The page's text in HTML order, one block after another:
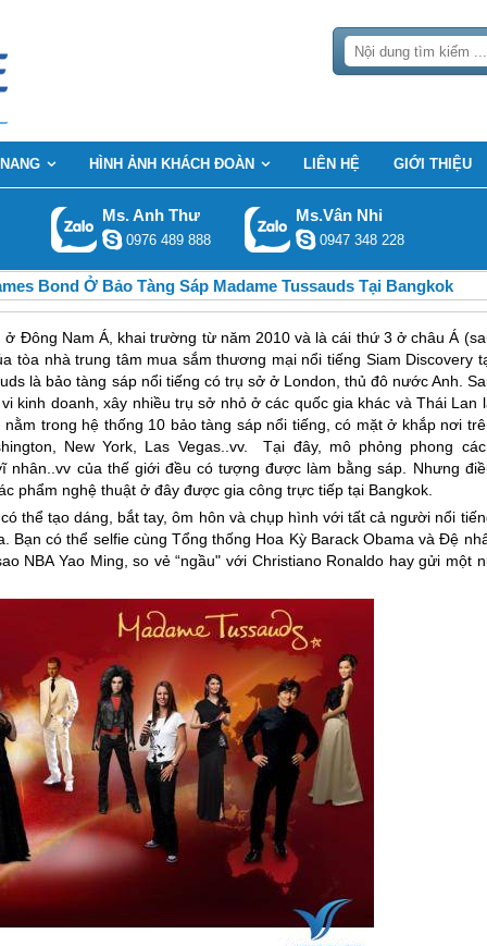
HÌNH ẢNH KHÁCH ĐOÀN LIÊN HỆ GIỚI THIỆU
Ms. Anh Thư
0976 489 888
Ms.Vân Nhi
0947 348 228
Bond Ở Bảo Tàng Sáp Madame Tussauds Tại Bangkok
Đông Nam Á, khai trường từ năm 2010 và là cái thứ 3 ở châu Á
tòa nhà trung tâm mua sắm thương mại nổi tiếng Siam Discovery
là bảo tàng sáp nổi tiếng có trụ sở ở London, thủ đô nước Anh.
kinh doanh, xây nhiều trụ sở nhỏ ở các quốc gia khác và Thái Lan
trong hệ thống 10 bảo tàng sáp nổi tiếng, có mặt ở khắp nơi
New York, Las Vegas..vv. Tại đây, mô phỏng phong
nhân..vv của thế giới đều có tượng được làm bằng sáp. Nhưng
phẩm nghệ thuật ở đây được gia công trực tiếp tại Bangkok.
thể tạo dáng, bắt tay, ôm hôn và chụp hình với tất cả người nổi
Bạn có thể selfie cùng Tổng thống Hoa Kỳ Barack Obama và Đệ
NBA Yao Ming, so vẻ “ngầu" với Christiano Ronaldo hay gửi một